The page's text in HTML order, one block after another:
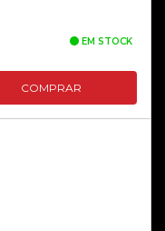
EM STOCK
COMPRAR